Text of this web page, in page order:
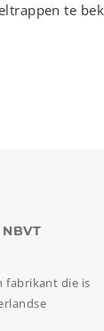
te
fabrikant die is